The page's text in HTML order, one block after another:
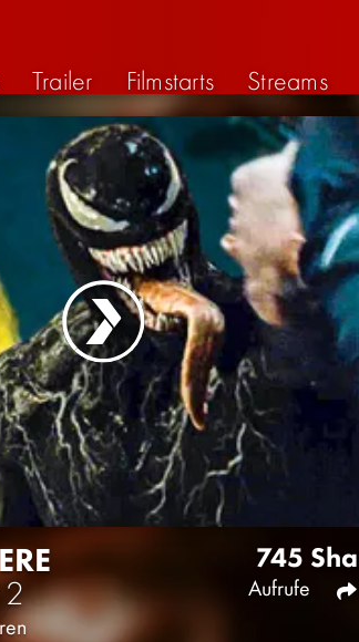
Trailer Filmstarts Streams
2
745
Aufrufe